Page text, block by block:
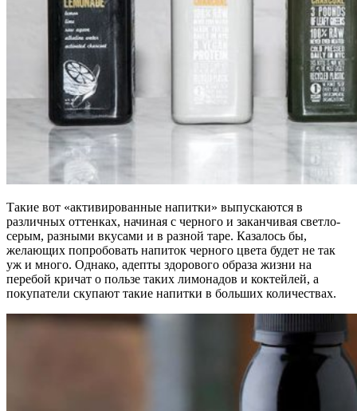
Такие вот «активированные напитки» выпускаются в
различных оттенках, начиная с черного и заканчивая светло-
серым, разными вкусами и в разной таре. Казалось бы,
желающих попробовать напиток черного цвета будет не так
уж и много. Однако, адепты здорового образа жизни на
перебой кричат о пользе таких лимонадов и коктейлей, а
покупатели скупают такие напитки в больших количествах.